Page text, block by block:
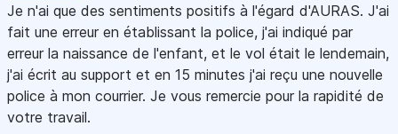
Je n'ai que des sentiments positifs à l'égard d'AURAS. J'ai
fait une erreur en établissant la police, j'ai indiqué par
erreur la naissance de l'enfant, et le vol était le lendemain,
j'ai écrit au support et en 15 minutes j'ai reçu une nouvelle
police à mon courrier. Je vous remercie pour la rapidité de
votre travail.